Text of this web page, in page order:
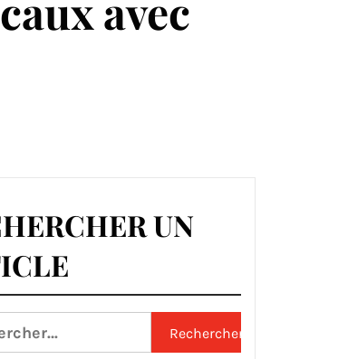
avec
UN
: